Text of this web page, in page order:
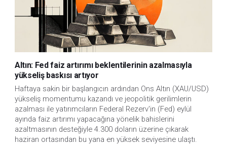
Altın: Fed faiz artırımı beklentilerinin azalmasıyla
yükseliş baskısı artıyor
Haftaya sakin bir başlangıcın ardından Ons Altın (XAU/USD)
yükseliş momentumu kazandı ve jeopolitik gerilimlerin
azalması ile yatırımcıların Federal Rezerv'in (Fed) eylül
ayında faiz artırımı yapacağına yönelik bahislerini
azaltmasının desteğiyle 4.300 doların üzerine çıkarak
haziran ortasından bu yana en yüksek seviyesine ulaştı.